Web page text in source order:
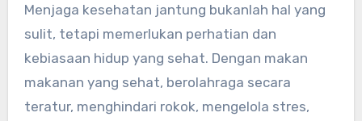
Menjaga kesehatan jantung bukanlah hal yang
sulit, tetapi memerlukan perhatian dan
kebiasaan hidup yang sehat. Dengan makan
makanan yang sehat, berolahraga secara
teratur, menghindari rokok, mengelola stres,